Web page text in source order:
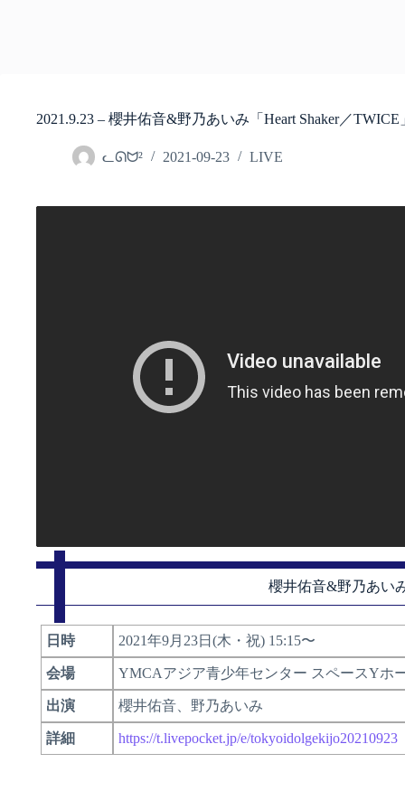
2021.9.23 – 櫻井佑音&野乃あいみ「Heart Shaker／TWICE
ᓚᘏᗢ² 2021-09-23 LIVE
櫻井佑音&野乃あい
日時 2021年9月23日(木・祝) 15:15〜
会場 YMCAアジア青少年センター スペースYホ
出演 櫻井佑音、野乃あいみ
詳細 https://t.livepocket.jp/e/tokyoidolgekijo20210923